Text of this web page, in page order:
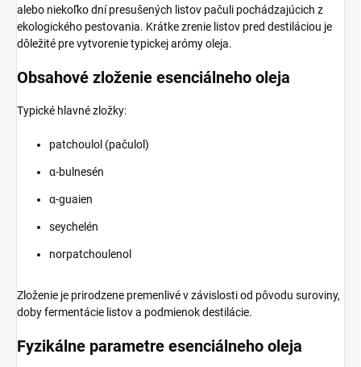
alebo niekoľko dní presušených listov pačuli pochádzajúcich z
ekologického pestovania. Krátke zrenie listov pred destiláciou je
dôležité pre vytvorenie typickej arómy oleja.
Obsahové zloženie esenciálneho oleja
Typické hlavné zložky:
patchoulol (pačulol)
α-bulnesén
α-guaien
seychelén
norpatchoulenol
Zloženie je prirodzene premenlivé v závislosti od pôvodu suroviny,
doby fermentácie listov a podmienok destilácie.
Fyzikálne parametre esenciálneho oleja